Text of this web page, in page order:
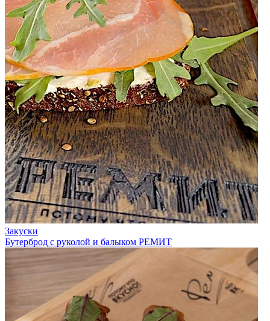
Закуски
Бутерброд с руколой и балыком РЕМИТ